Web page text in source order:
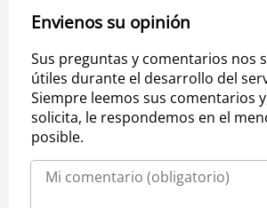
Envienos su opinión
Sus preguntas y comentarios nos
útiles durante el desarrollo del
Siempre leemos sus comentarios
solicita, le respondemos en el
posible.